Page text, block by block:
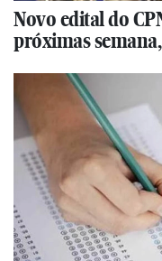
Novo edital do
próximas